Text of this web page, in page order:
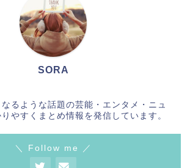
SORA
るような話題の芸能・エンタメ・ニュ
やすくまとめ情報を発信しています。
＼ Follow me ／
お問合せ